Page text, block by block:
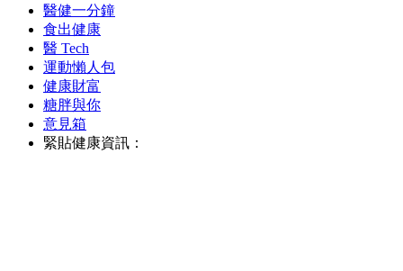
醫健一分鐘
食出健康
醫 Tech
運動懶人包
健康財富
糖胖與你
意見箱
緊貼健康資訊：